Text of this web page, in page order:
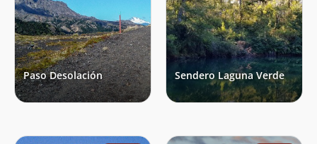
Paso Desolación Sendero Laguna Verde